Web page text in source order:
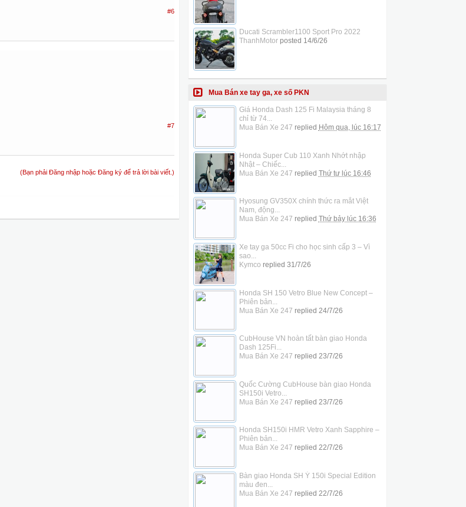
#6
#7
(Bạn phải Đăng nhập hoặc Đăng ký để trả lời bài viết.)
Ducati Scrambler1100 Sport Pro 2022
ThanhMotorposted 14/6/26
Mua Bán xe tay ga, xe số PKN
Giá Honda Dash 125 Fi Malaysia tháng 8
chỉ từ 74...
Mua Bán Xe 247 replied Hôm qua, lúc 16:17
Honda Super Cub 110 Xanh Nhớt nhập
Nhật – Chiếc...
Mua Bán Xe 247 replied Thứ tư lúc 16:46
Hyosung GV350X chính thức ra mắt Việt
Nam, động...
Mua Bán Xe 247 replied Thứ bảy lúc 16:36
Xe tay ga 50cc Fi cho học sinh cấp 3 – Vì
sao...
Kymco replied 31/7/26
Honda SH 150 Vetro Blue New Concept –
Phiên bản...
Mua Bán Xe 247 replied 24/7/26
CubHouse VN hoàn tất bàn giao Honda
Dash 125Fi...
Mua Bán Xe 247 replied 23/7/26
Quốc Cường CubHouse bàn giao Honda
SH150i Vetro...
Mua Bán Xe 247 replied 23/7/26
Honda SH150i HMR Vetro Xanh Sapphire –
Phiên bản...
Mua Bán Xe 247 replied 22/7/26
Bàn giao Honda SH Ý 150i Special Edition
màu đen...
Mua Bán Xe 247 replied 22/7/26